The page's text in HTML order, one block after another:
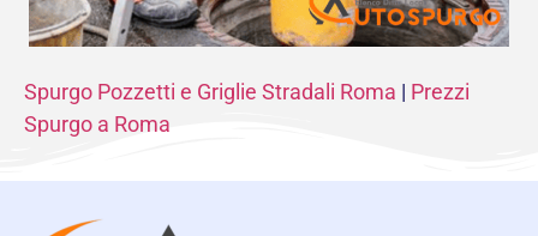
Spurgo Pozzetti e Griglie Stradali Roma | Prezzi
Spurgo a Roma